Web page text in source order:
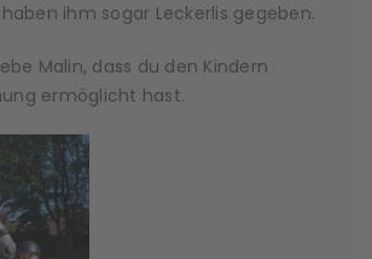
ihm sogar Leckerlis gegeben.
Malin, dass du den Kindern
ermöglicht hast.